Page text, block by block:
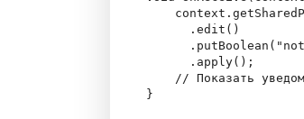
      .edit()
      .apply();
// Показать
}